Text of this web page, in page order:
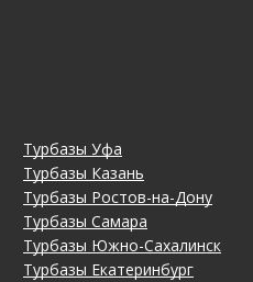
Турбазы Уфа
Турбазы Казань
Турбазы Ростов-на-Дону
Турбазы Самара
Турбазы Южно-Сахалинск
Турбазы Екатеринбург